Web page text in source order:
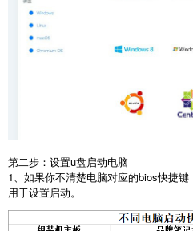
第二步：设置u盘启动电脑
1、如果你不清楚电脑对应的bios快捷
用于设置启动。